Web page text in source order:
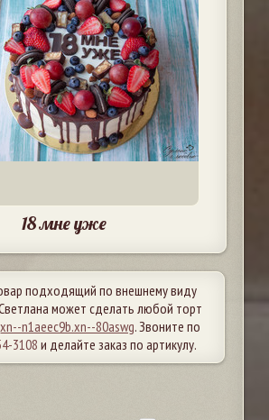
18 мне уже
подходящий по внешнему виду
может сделать любой торт
xn--n1aeec9b.xn--80aswg. Звоните по
3108 и делайте заказ по артикулу.